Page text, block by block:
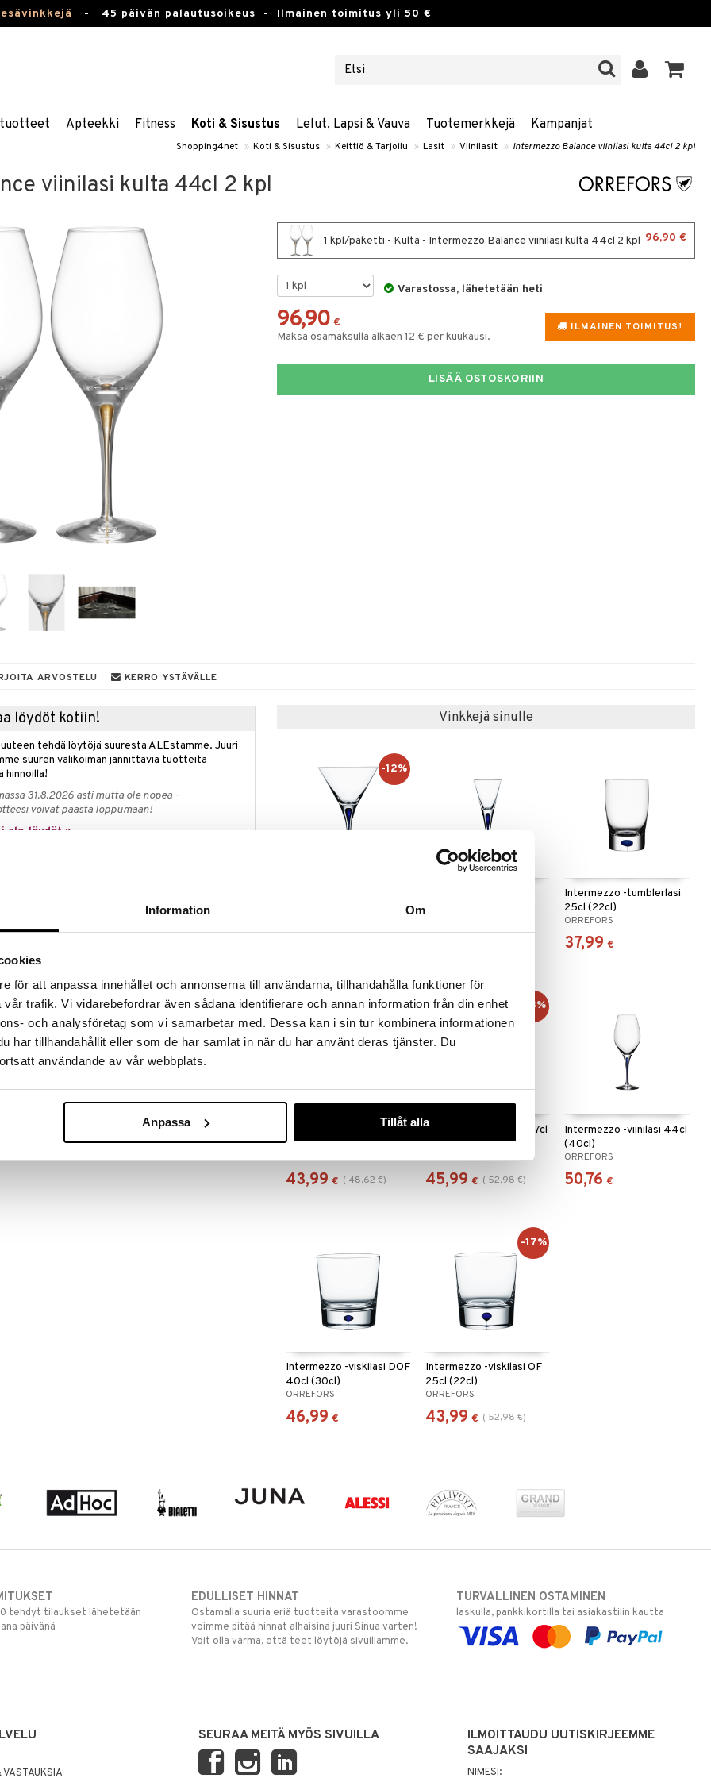
Information Om
för att anpassa innehållet och annonserna till användarna, tillhandahålla funktioner för
trafik. Vi vidarebefordrar även sådana identifierare och annan information från din enhet
och analysföretag som vi samarbetar med. Dessa kan i sin tur kombinera informationen
har tillhandahållit eller som de har samlat in när du har använt deras tjänster. Du
användande av vår webbplats.
Anpassa Tillåt alla
- 45 päivän palautusoikeus - Ilmainen toimitus yli 50 €
Apteekki Fitness Koti & Sisustus Lelut, Lapsi & Vauva Tuotemerkkejä Kampanjat
Shopping4net » Koti & Sisustus » Keittiö & Tarjoilu » Lasit » Viinilasit » Intermezzo Balance viinilasi kulta 44cl 2 kpl
viinilasi kulta 44cl 2 kpl
1 kpl/paketti - Kulta - Intermezzo Balance viinilasi kulta 44cl 2 kpl 96,90 €
Varastossa, lähetetään heti
ILMAINEN TOIMITUS!
96,90 €
Maksa osamaksulla alkaen 12 € per kuukausi.
LISÄÄ OSTOSKORIIN
ARVOSTELU KERRO YSTÄVÄLLE
löydöt kotiin!
tehdä löytöjä suuresta ALEstamme. Juuri
suuren valikoiman jännittäviä tuotteita
hinnoilla!
31.8.2026 asti mutta ole nopea -
voivat päästä loppumaan!
ale-löydöt »
pigmentillä. Vihdoin se on siellä, upotettuna
pisara. Balance-lasiin mahtuu 44 cl,
hyvin. Lasi on suupuhallettu Ruotsissa
Vinkkejä sinulle
Intermezzo -martinilasi
-12%
Intermezzo -snapsilasi
Intermezzo -tumblerlasi
25cl (22cl)
ORREFORS
37,99 €
Intermezzo -valkoviinilasi
19cl (17cl)
43,99 € ( 48,62 €)
-10%
Intermezzo -vesilasi 47cl
(45cl)
45,99 € ( 52,98 €)
-13%
Intermezzo -viinilasi 44cl
(40cl)
ORREFORS
50,76 €
Intermezzo -viskilasi DOF
40cl (30cl)
ORREFORS
46,99 €
Intermezzo -viskilasi OF
25cl (22cl)
ORREFORS
43,99 € ( 52,98 €)
-17%
tehdyt tilaukset lähetetään
päivänä
EDULLISET HINNAT
Ostamalla suuria eriä tuotteita varastoomme
voimme pitää hinnat alhaisina juuri Sinua varten!
Voit olla varma, että teet löytöjä sivuillamme.
TURVALLINEN OSTAMINEN
laskulla, pankkikortilla tai asiakastilin kautta
SEURAA MEITÄ MYÖS SIVUILLA
ILMOITTAUDU UUTISKIRJEEMME
SAAJAKSI
NIMESI: